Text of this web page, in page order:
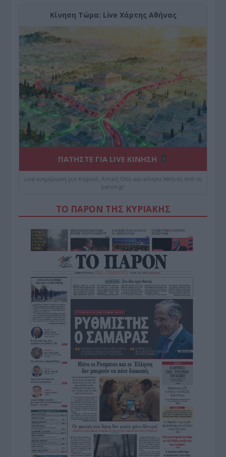
Κίνηση Τώρα: Live Χάρτης Αθήνας
ΠΑΤΗΣΤΕ ΓΙΑ LIVE ΚΙΝΗΣΗ
Live ενημέρωση για Κηφισό, Αττική Οδό και κέντρο Αθήνας από το
paron.gr
ΤΟ ΠΑΡΟΝ ΤΗΣ ΚΥΡΙΑΚΗΣ